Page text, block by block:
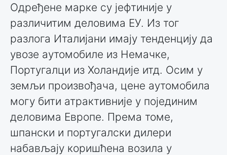
Одређене марке су јефтиније у
различитим деловима ЕУ. Из тог
разлога Италијани имају тенденцију да
увозе аутомобиле из Немачке,
Португалци из Холандије итд. Осим у
земљи произвођача, цене аутомобила
могу бити атрактивније у појединим
деловима Европе. Према томе,
шпански и португалски дилери
набављају коришћена возила у